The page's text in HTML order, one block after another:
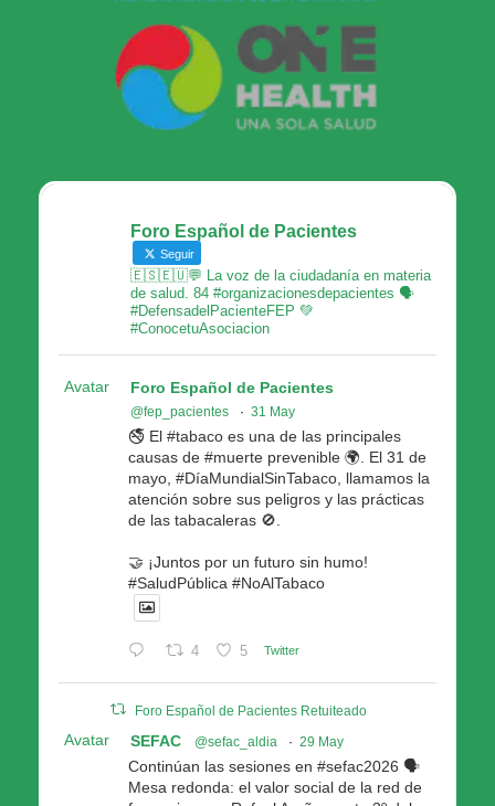
Foro Español de Pacientes
Seguir
🇪🇸🇪🇺💬 La voz de la ciudadanía en materia
de salud. 84 #organizacionesdepacientes 🗣
#DefensadelPacienteFEP 💚
#ConocetuAsociacion
Avatar Foro Español de Pacientes
@fep_pacientes · 31 May
🚭 El #tabaco es una de las principales
causas de #muerte prevenible 🌍. El 31 de
mayo, #DíaMundialSinTabaco, llamamos la
atención sobre sus peligros y las prácticas
de las tabacaleras 🚫.
🤝 ¡Juntos por un futuro sin humo!
#SaludPública #NoAlTabaco
4 5 Twitter
Foro Español de Pacientes Retuiteado
Avatar SEFAC @sefac_aldia · 29 May
Continúan las sesiones en #sefac2026 🗣️
Mesa redonda: el valor social de la red de